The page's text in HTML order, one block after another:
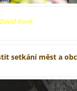
Konik
setkání měst a